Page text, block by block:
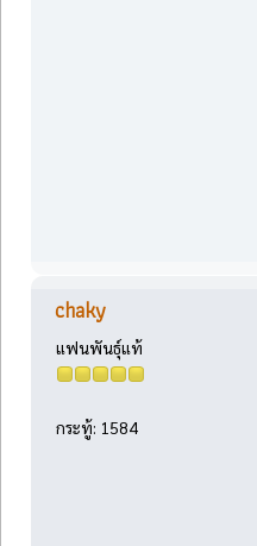
chaky
แฟนพันธุ์แท้
กระทู้: 1584